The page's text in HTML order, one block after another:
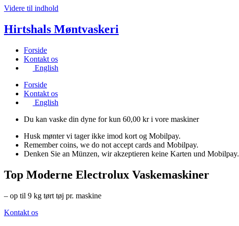
Videre til indhold
Hirtshals Møntvaskeri
Forside
Kontakt os
English
Forside
Kontakt os
English
Du kan vaske din dyne for kun 60,00 kr i vore maskiner
Husk mønter vi tager ikke imod kort og Mobilpay.
Remember coins, we do not accept cards and Mobilpay.
Denken Sie an Münzen, wir akzeptieren keine Karten und Mobilpay.
Top Moderne Electrolux Vaskemaskiner
– op til 9 kg tørt tøj pr. maskine
Kontakt os